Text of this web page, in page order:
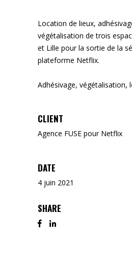
Location de lieux,
végétalisation de trois
et Lille pour la sortie de la
plateforme Netflix.
Adhésivage, végétalisation,
CLIENT
Agence FUSE pour Netflix
DATE
4 juin 2021
SHARE